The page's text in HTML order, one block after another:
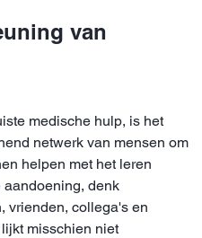
van
medische hulp, is het
netwerk van mensen om
helpen met het leren
aandoening, denk
vrienden, collega's en
misschien niet